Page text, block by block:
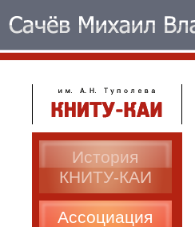
История
КНИТУ-КАИ
Ассоциация